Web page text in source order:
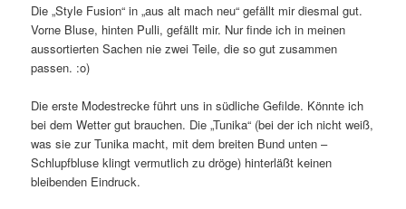
Die „Style Fusion“ in „aus alt mach neu“ gefällt mir diesmal gut.
Vorne Bluse, hinten Pulli, gefällt mir. Nur finde ich in meinen
aussortierten Sachen nie zwei Teile, die so gut zusammen
passen. :o)
Die erste Modestrecke führt uns in südliche Gefilde. Könnte ich
bei dem Wetter gut brauchen. Die „Tunika“ (bei der ich nicht weiß,
was sie zur Tunika macht, mit dem breiten Bund unten –
Schlupfbluse klingt vermutlich zu dröge) hinterläßt keinen
bleibenden Eindruck.